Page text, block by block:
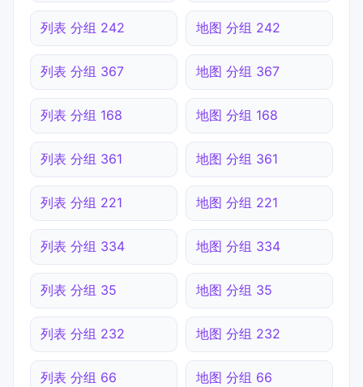
列表 分组 242 地图 分组 242
列表 分组 367 地图 分组 367
列表 分组 168 地图 分组 168
列表 分组 361 地图 分组 361
列表 分组 221 地图 分组 221
列表 分组 334 地图 分组 334
列表 分组 35 地图 分组 35
列表 分组 232 地图 分组 232
列表 分组 66 地图 分组 66